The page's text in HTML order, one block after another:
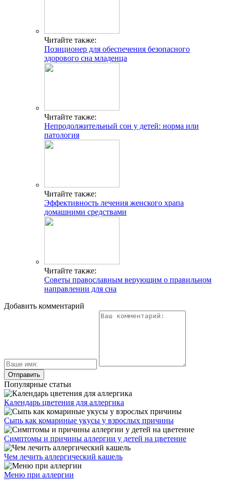
Читайте также:
Позиционер для обеспечения безопасного
здорового сна младенца
Читайте также:
Непродолжительный сон у детей: норма или
патология
Читайте также:
Эффективность лечения женского храпа
домашними средствами
Читайте также:
Советы православным верующим о правильном
направлении для сна
Добавить комментарий
Популярные статьи
Календарь цветения для аллергика
Сыпь как комариные укусы у взрослых причины
Симптомы и причины аллергии у детей на цветение
Чем лечить аллергический кашель
Меню при аллергии